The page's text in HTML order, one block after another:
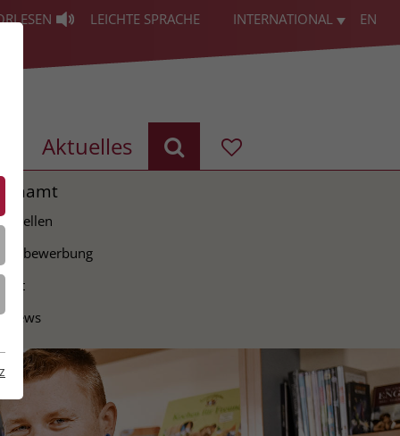
LEICHTE SPRACHE INTERNATIONAL EN
Aktuelles
Stellen